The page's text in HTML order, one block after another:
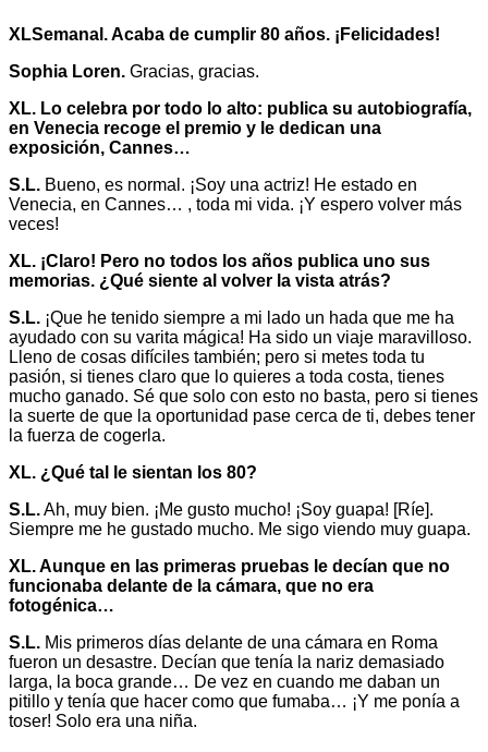
XLSemanal. Acaba de cumplir 80 años. ¡Felicidades!
Sophia Loren. Gracias, gracias.
XL. Lo celebra por todo lo alto: publica su autobiografía,
en Venecia recoge el premio y le dedican una
exposición, Cannes…
S.L. Bueno, es normal. ¡Soy una actriz! He estado en
Venecia, en Cannes… , toda mi vida. ¡Y espero volver más
veces!
XL. ¡Claro! Pero no todos los años publica uno sus
memorias. ¿Qué siente al volver la vista atrás?
S.L. ¡Que he tenido siempre a mi lado un hada que me ha
ayudado con su varita mágica! Ha sido un viaje maravilloso.
Lleno de cosas difíciles también; pero si metes toda tu
pasión, si tienes claro que lo quieres a toda costa, tienes
mucho ganado. Sé que solo con esto no basta, pero si tienes
la suerte de que la oportunidad pase cerca de ti, debes tener
la fuerza de cogerla.
XL. ¿Qué tal le sientan los 80?
S.L.Ah, muy bien. ¡Me gusto mucho! ¡Soy guapa! [Ríe].
Siempre me he gustado mucho. Me sigo viendo muy guapa.
XL. Aunque en las primeras pruebas le decían que no
funcionaba delante de la cámara, que no era
fotogénica…
S.L. Mis primeros días delante de una cámara en Roma
fueron un desastre. Decían que tenía la nariz demasiado
larga, la boca grande… De vez en cuando me daban un
pitillo y tenía que hacer como que fumaba… ¡Y me ponía a
toser! Solo era una niña.